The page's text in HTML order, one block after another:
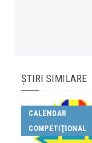
ȘTIRI SIMILARE
CALENDAR
COMPETIŢIONAL